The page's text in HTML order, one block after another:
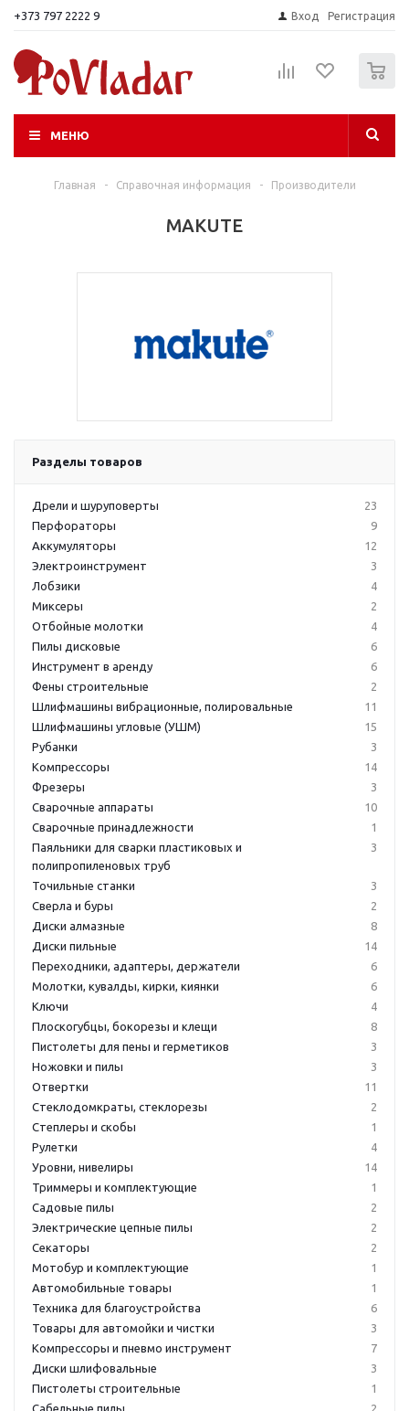
+373 797 2222 9 Вход Регистрация
МЕНЮ
Главная - Справочная информация - Производители
MAKUTE
Разделы товаров
Дрели и шуруповерты
23
Перфораторы
9
Аккумуляторы
12
Электроинструмент
3
Лобзики
4
Миксеры
2
Отбойные молотки
4
Пилы дисковые
6
Инструмент в аренду
6
Фены строительные
2
Шлифмашины вибрационные, полировальные
11
Шлифмашины угловые (УШМ)
15
Рубанки
3
Компрессоры
14
Фрезеры
3
Сварочные аппараты
10
Сварочные принадлежности
1
Паяльники для сварки пластиковых и
полипропиленовых труб
3
Точильные станки
3
Сверла и буры
2
Диски алмазные
8
Диски пильные
14
Переходники, адаптеры, держатели
6
Молотки, кувалды, кирки, киянки
6
Ключи
4
Плоскогубцы, бокорезы и клещи
8
Пистолеты для пены и герметиков
3
Ножовки и пилы
3
Отвертки
11
Стеклодомкраты, стеклорезы
2
Степлеры и скобы
1
Рулетки
4
Уровни, нивелиры
14
Триммеры и комплектующие
1
Садовые пилы
2
Электрические цепные пилы
2
Секаторы
2
Мотобур и комплектующие
1
Автомобильные товары
1
Техника для благоустройства
6
Товары для автомойки и чистки
3
Компрессоры и пневмо инструмент
7
Диски шлифовальные
3
Пистолеты строительные
1
Сабельные пилы
2